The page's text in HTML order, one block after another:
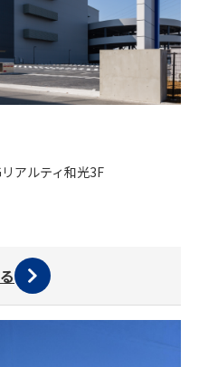
アルティ和光3F